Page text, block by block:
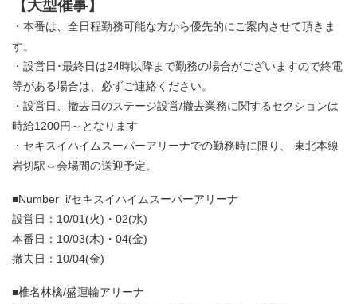
【大型催事】
・本番は、全日程勤務可能な方から優先的にご案内させて頂きま
す。
・設営日･最終日は24時以降まで勤務の場合がございますので終電
等がある場合は、必ずご連絡ください。
・設営日、撤去日のステージ設営/撤去業務に関するセクションは
時給1200円～となります
・セキスイハイムスーパーアリーナでの勤務時に限り、 東北本線
岩切駅⇔会場間の送迎予定。
■Number_i/セキスイハイムスーパーアリーナ
設営日：10/01(火)・02(水)
本番日：10/03(木)・04(金)
撤去日：10/04(金)
■椎名林檎/盛運輸アリーナ